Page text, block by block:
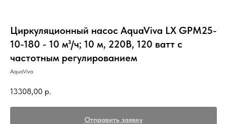
Циркуляционный насос AquaViva LX GPM25-
10-180 - 10 м³/ч; 10 м, 220В, 120 ватт с
частотным регулированием
AquaViva
13308,00 р.
Отправить заявку